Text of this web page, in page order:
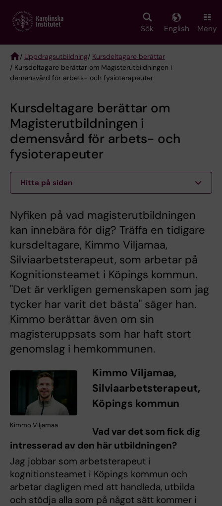
main
Sök English Meny
Breadcrumb
/ Uppdragsutbildning/ Kursdeltagare berättar
/ Kursdeltagare berättar om Magisterutbildningen i
demensvård för arbets- och fysioterapeuter
Kursdeltagare berättar om
Magisterutbildningen i
demensvård för arbets- och
fysioterapeuter
Hitta på sidan
Nyfiken på vad magisterutbildningen
kan innebära för dig? Träffa en tidigare
kursdeltagare, Kimmo Viljamaa,
Silviaarbetsterapeut, som arbetar på
Kognitionsteamet i Köpings kommun.
"Det är verkligen gemenskapen som jag
tycker har varit det bästa" säger han.
Kimmo berättar även om sin
magisteruppsats som har haft stort
genomslag i hemkommunen.
Kimmo Viljamaa
Kimmo Viljamaa,
Silviaarbetsterapeut,
Köpings kommun
Vad var det som fick dig
intresserad av den här utbildningen?
Jag jobbar som arbetsterapeut i
kognitionsteamet i Köpings kommun och
arbetar dagligen med att handleda, utbilda
och stödja alla som på något sätt kommer i